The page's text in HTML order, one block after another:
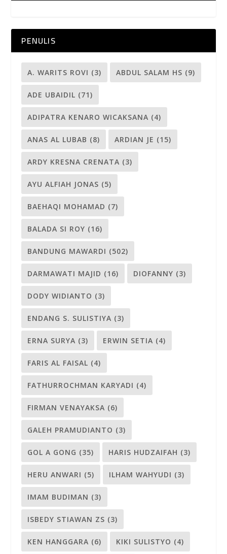
PENULIS
A. WARITS ROVI (3) ABDUL SALAM HS (9)
ADE UBAIDIL (71)
ADIPATRA KENARO WICAKSANA (4)
ANAS AL LUBAB (8) ARDIAN JE (15)
ARDY KRESNA CRENATA (3)
AYU ALFIAH JONAS (5)
BAEHAQI MOHAMAD (7)
BALADA SI ROY (16)
BANDUNG MAWARDI (502)
DARMAWATI MAJID (16) DIOFANNY (3)
DODY WIDIANTO (3)
ENDANG S. SULISTIYA (3)
ERNA SURYA (3) ERWIN SETIA (4)
FARIS AL FAISAL (4)
FATHURROCHMAN KARYADI (4)
FIRMAN VENAYAKSA (6)
GALEH PRAMUDIANTO (3)
GOL A GONG (35) HARIS HUDZAIFAH (3)
HERU ANWARI (5) ILHAM WAHYUDI (3)
IMAM BUDIMAN (3)
ISBEDY STIAWAN ZS (3)
KEN HANGGARA (6) KIKI SULISTYO (4)